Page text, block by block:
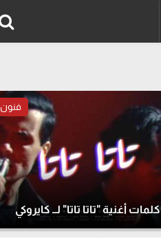
فنون
كلمات أغنية "تاتا تاتا" لــ كايروكي